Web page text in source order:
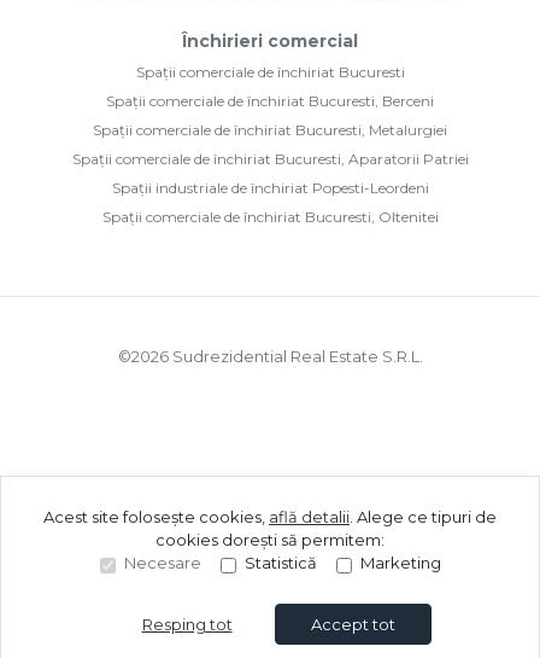
Sună acum Solicită vizionare
Închirieri comercial
Spații comerciale de închiriat Bucuresti
Spații comerciale de închiriat Bucuresti, Berceni
Spații comerciale de închiriat Bucuresti, Metalurgiei
Spații comerciale de închiriat Bucuresti, Aparatorii Patriei
Spații industriale de închiriat Popesti-Leordeni
Spații comerciale de închiriat Bucuresti, Oltenitei
©2026Sudrezidential Real Estate S.R.L.
Acest site folosește cookies, află detalii Alege ce tipuri de
cookies dorești să permitem:
Necesare
Statistică Marketing
Resping tot Accept tot